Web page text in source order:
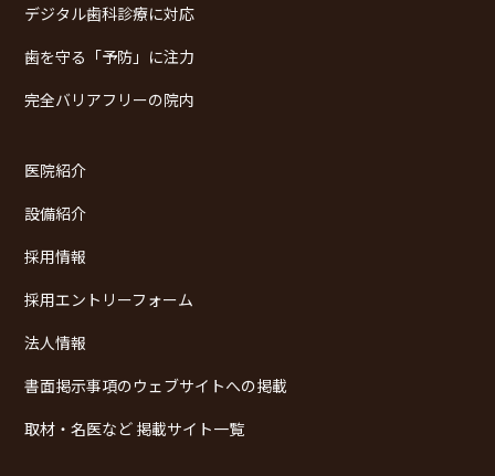
デジタル歯科診療に対応
歯を守る「予防」に注力
完全バリアフリーの院内
医院紹介
設備紹介
採用情報
採用エントリーフォーム
法人情報
書面掲示事項のウェブサイトへの掲載
取材・名医など 掲載サイト一覧